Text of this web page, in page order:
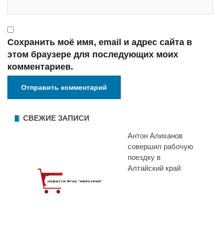
Сохранить моё имя, email и адрес сайта в
этом браузере для последующих моих
комментариев.
СВЕЖИЕ ЗАПИСИ
Антон Алиханов
совершил рабочую
поездку в
Алтайский край